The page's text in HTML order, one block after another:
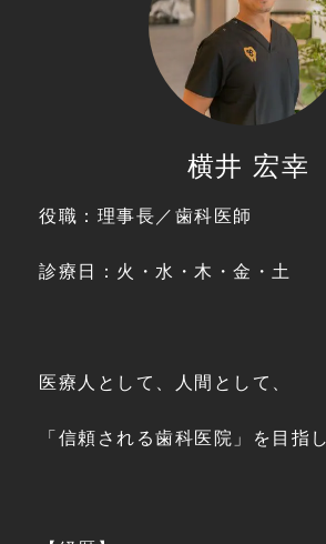
横井 宏幸
役職：理事長／歯科医師
診療日：火・水・木・金・土
医療人として、人間として、
「信頼される歯科医院」を目指